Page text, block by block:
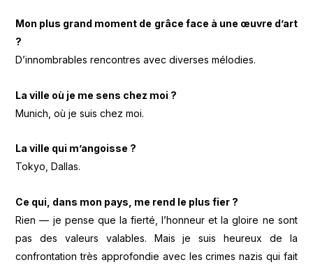
Mon plus grand moment de grâce face à une œuvre d’art
?
D’innombrables rencontres avec diverses mélodies.
La ville où je me sens chez moi ?
Munich, où je suis chez moi.
La ville qui m’angoisse ?
Tokyo, Dallas.
Ce qui, dans mon pays, me rend le plus fier ?
Rien — je pense que la fierté, l’honneur et la gloire ne sont
pas des valeurs valables. Mais je suis heureux de la
confrontation très approfondie avec les crimes nazis qui fait